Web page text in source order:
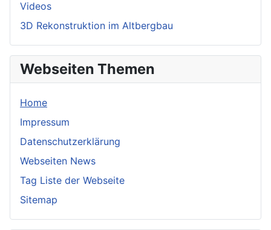
Videos
3D Rekonstruktion im Altbergbau
Webseiten Themen
Home
Impressum
Datenschutzerklärung
Webseiten News
Tag Liste der Webseite
Sitemap